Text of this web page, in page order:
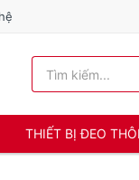
THIẾT BỊ ĐEO